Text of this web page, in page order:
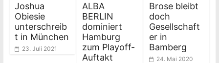
Joshua
Obiesie
unterschreib
t in München
23. Juli 2021
ALBA
BERLIN
dominiert
Hamburg
zum Playoff-
Auftakt
Brose bleibt
doch
Gesellschaft
er in
Bamberg
24. Mai 2020